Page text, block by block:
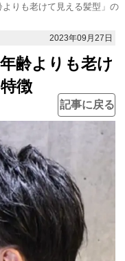
りも老けて見える髪型」の
2023年09月27日
齢よりも老け
徴
記事に戻る